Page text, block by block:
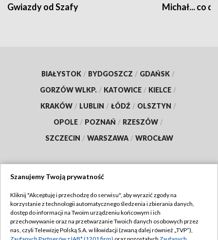
Gwiazdy od Szafy Michał... co
BIAŁYSTOK / BYDGOSZCZ / GDAŃSK /
GORZÓW WLKP. / KATOWICE / KIELCE /
KRAKÓW / LUBLIN / ŁÓDŹ / OLSZTYN /
OPOLE / POZNAŃ / RZESZÓW /
SZCZECIN / WARSZAWA / WROCŁAW
TVP
Abonament TVP
Emisja w TVP
Regulamin TVP
Szanujemy Twoją prywatność
Kliknij "Akceptuję i przechodzę do serwisu", aby wyrazić zgody na
korzystanie z technologii automatycznego śledzenia i zbierania danych,
dostęp do informacji na Twoim urządzeniu końcowym i ich
przechowywanie oraz na przetwarzanie Twoich danych osobowych przez
nas, czyli Telewizję Polską S.A. w likwidacji (zwaną dalej również „TVP”),